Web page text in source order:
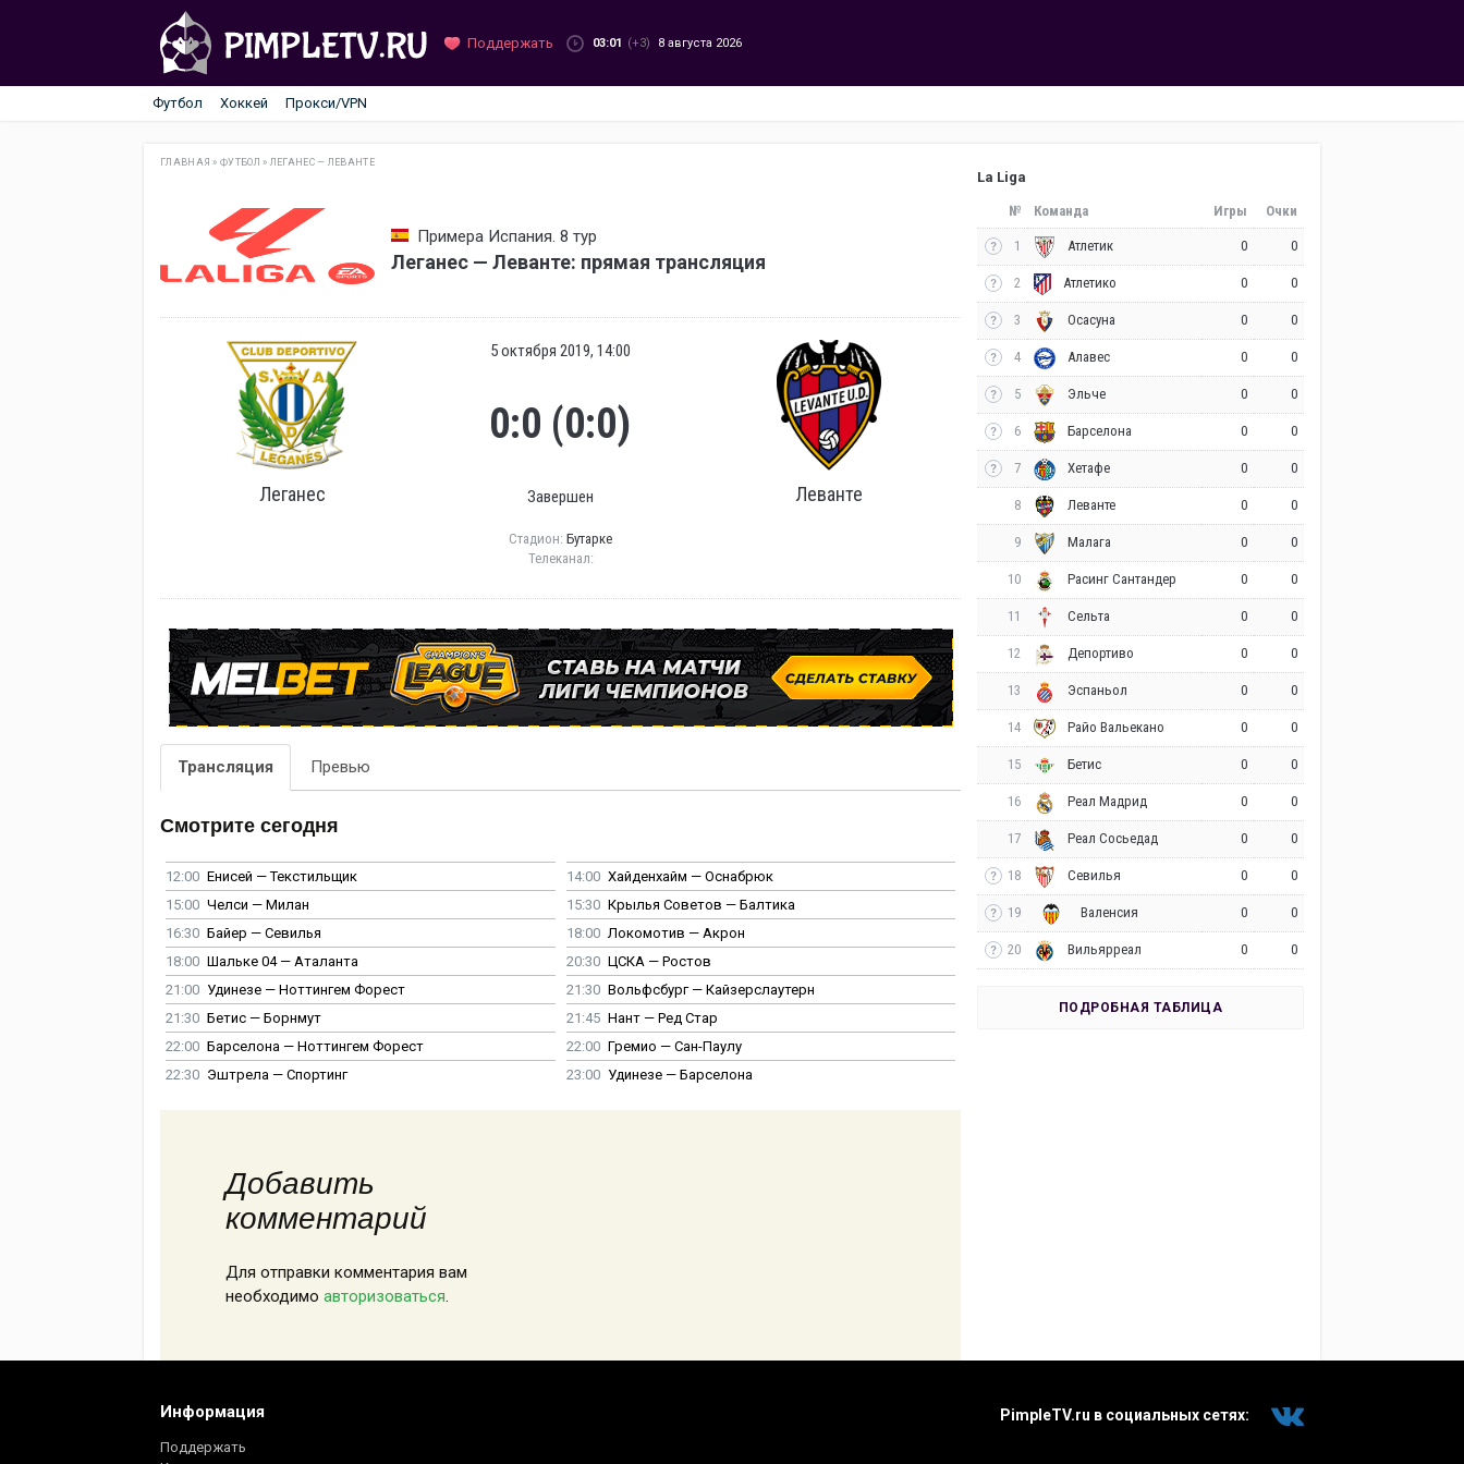
Поддержать 03:01 (+3) 8 августа 2026
Футбол Хоккей Прокси/VPN
ГЛАВНАЯ »ФУТБОЛ » ЛЕГАНЕС — ЛЕВАНТЕ
Примера Испания. 8 тур
Леганес — Леванте: прямая трансляция
Леганес
5 октября 2019, 14:00
0:0 (0:0)
Завершен Леванте
Стадион: Бутарке
Телеканал:
Трансляция Превью
Смотрите сегодня
12:00 Енисей — Текстильщик 14:00 Хайденхайм — Оснабрюк
15:00 Челси — Милан 15:30 Крылья Советов — Балтика
16:30 Байер — Севилья 18:00 Локомотив — Акрон
18:00 Шальке 04 — Аталанта 20:30 ЦСКА — Ростов
21:00 Удинезе — Ноттингем Форест 21:30 Вольфсбург — Кайзерслаутерн
21:30 Бетис — Борнмут 21:45 Нант — Ред Стар
22:00 Барселона — Ноттингем Форест 22:00 Гремио — Сан-Паулу
22:30 Эштрела — Спортинг 23:00 Удинезе — Барселона
Добавить
комментарий
Для отправки комментария вам
необходимо авторизоваться.
La Liga
№ Команда Игры Очки
1 Атлетик 0 0
2 Атлетико 0 0
3 Осасуна 0 0
4 Алавес 0 0
5 Эльче 0 0
6 Барселона 0 0
7 Хетафе 0 0
8 Леванте 0 0
9 Малага 0 0
10 Расинг Сантандер 0 0
11 Сельта 0 0
12 Депортиво 0 0
13 Эспаньол 0 0
14 Райо Вальекано 0 0
15 Бетис 0 0
16 Реал Мадрид 0 0
17 Реал Сосьедад 0 0
18 Севилья 0 0
19 Валенсия 0 0
20 Вильярреал 0 0
ПОДРОБНАЯ ТАБЛИЦА
Информация
Поддержать
PimpleTV.ru в социальных сетях: